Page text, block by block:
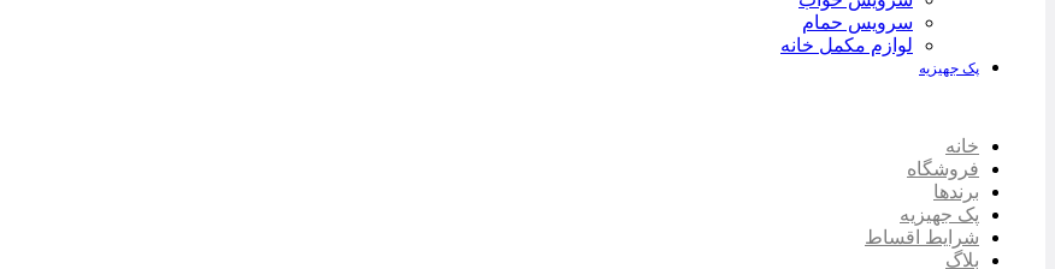
سرویس حمام
لوازم مکمل خانه
پک جهیزیه
خانه
فروشگاه
برندها
پک جهیزیه
شرایط اقساط
بلاگ